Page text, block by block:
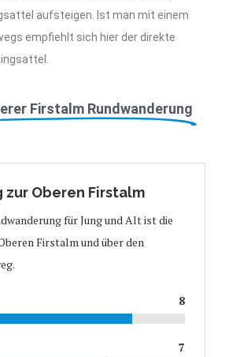
aufsteigen. Ist man mit einem
empfiehlt sich hier der direkte
Firstalm Rundwanderung
zur Oberen Firstalm
für Jung und Alt ist die
Firstalm und über den
8
7